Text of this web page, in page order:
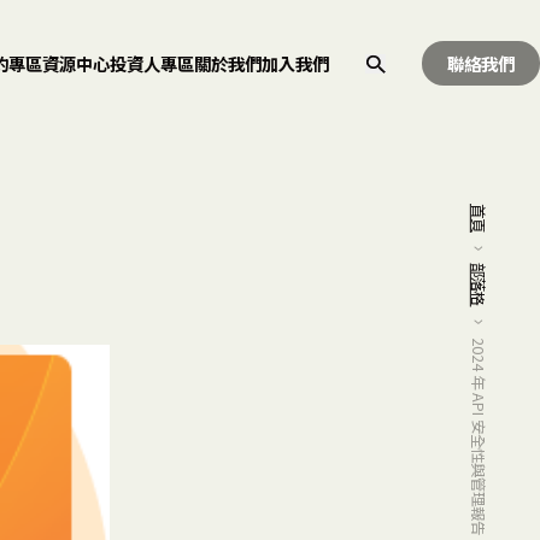
專區資源中心投資人專區關於我們加入我們 聯絡我們
首頁
部落格
2024 年 API 安全性與管理報告